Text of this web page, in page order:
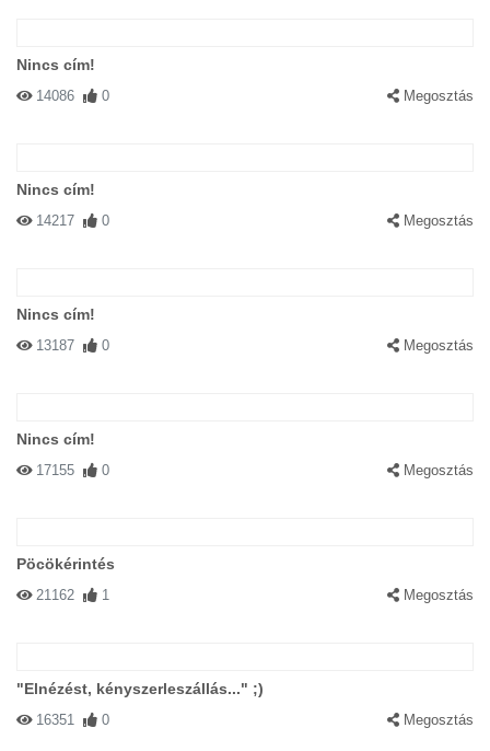
Nincs cím!
14086 0 Megosztás
Nincs cím!
14217 0 Megosztás
Nincs cím!
13187 0 Megosztás
Nincs cím!
17155 0 Megosztás
Pöcökérintés
21162 1 Megosztás
"Elnézést, kényszerleszállás..." ;)
16351 0 Megosztás